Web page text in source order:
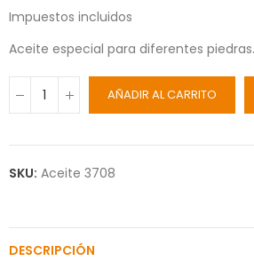
Impuestos incluidos
Aceite especial para diferentes
AÑADIR AL CARRITO
SKU: Aceite 3708
DESCRIPCIÓN